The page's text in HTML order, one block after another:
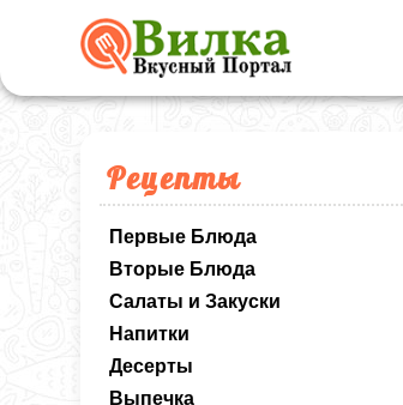
Рецепты
Первые Блюда
Вторые Блюда
Салаты и Закуски
Напитки
Десерты
Выпечка